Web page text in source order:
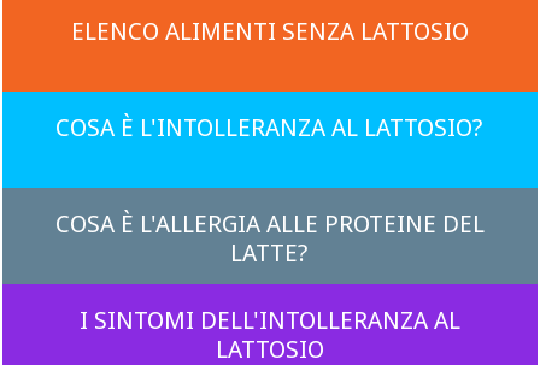
ELENCO ALIMENTI SENZA LATTOSIO
COSA È L'INTOLLERANZA AL LATTOSIO?
COSA È L'ALLERGIA ALLE PROTEINE DEL
LATTE?
I SINTOMI DELL'INTOLLERANZA AL
LATTOSIO